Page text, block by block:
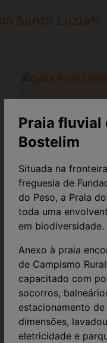
Santa Luzia®
Cunha, davam
da Confeitaria
uma sofisticada
Onde Tudo
Aqui começa a
Praia fluvial
Bostelim
Situada na
freguesia de
do Peso, a Praia
toda uma
em biodiversidade.
Anexo à praia
de Campismo
capacitado com
socorros,
estacionamento
dimensões,
eletricidade e